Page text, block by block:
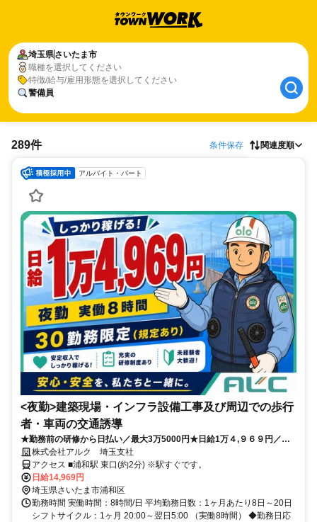
埼玉県さいたま市
職種を選択してください
特徴/給与/雇用形態を選択してください
警備員
289件 条件保存 関連度順
アルバイト・パート
<夜勤>建築現場・インフラ設備工事及び周辺での歩行
者・車両の交通誘導
★勤務前の研修から日払い／最大3万5000円★日給1万４,９６９円／夜
勤８H／日払１万円迄OK！
株式会社アルク 埼玉支社
アクセス ■浦和駅 東口(約2分) ※駅すぐです。
日給14,969円
埼玉県さいたま市浦和区
勤務時間 実働時間：8時間/日 平均勤務日数：1ヶ月あたり8日～20日
シフトサイクル：1ヶ月 20:00～翌日5:00 （実働8時間） ◆勤務日応